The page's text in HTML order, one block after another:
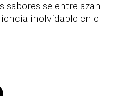
sabores se entrelazan
inolvidable en el